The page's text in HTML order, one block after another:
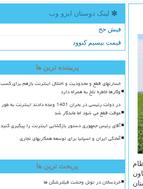
لینک دوستان ایزو وب
فیش حج
قیمت بیسیم کنوود
پربیننده ترین ها
خسارتهای قطع و محدودیت و اختلال اینترنت بازهم برای کسب
وکارها خاطره تلخ به همراه دارد
در دولت رئیسی در بحران 1401 وعده دادند اینترنت به طور
موقت قطع می شود اما ماندگار شد
آقای رئیس جمهوری دستور بازگشایی اینترنت را پیگیری کنید
آمادگی ایران و اسپانیا برای توسعه همکاریهای تجاری
پربحث ترین ها
خردسالان در تونل وحشت فیلترشکن ها